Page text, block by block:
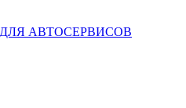
АВТОСЕРВИСОВ